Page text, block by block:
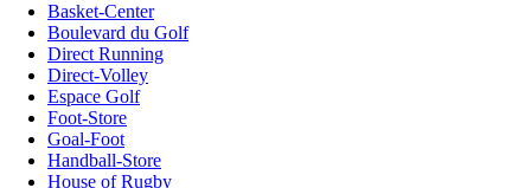
Basket-Center
Boulevard du Golf
Direct Running
Direct-Volley
Espace Golf
Foot-Store
Goal-Foot
Handball-Store
House of Rugby